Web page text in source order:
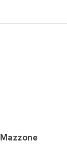
Mazzone